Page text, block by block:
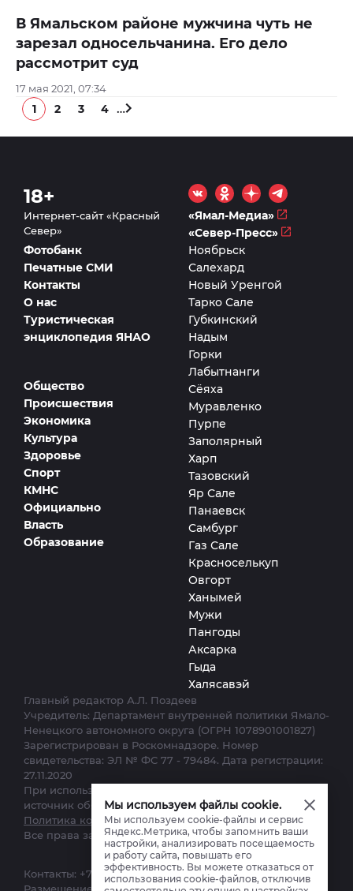
В Ямальском районе мужчина чуть не
зарезал односельчанина. Его дело
рассмотрит суд
17 мая 2021, 07:34
1 2 3 4 …
Мы используем файлы cookie.
Мы используем cookie-файлы и сервис
Яндекс.Метрика, чтобы запомнить ваши
настройки, анализировать посещаемость
и работу сайта, повышать его
эффективность. Вы можете отказаться от
использования cookie-файлов, отключив
18+
Интернет-сайт «Красный
Север»
«Ямал-Медиа»
«Север-Пресс»
Общество
Происшествия
Экономика
Культура
Здоровье
Спорт
КМНС
Официально
Власть
Образование
Фотобанк
Печатные СМИ
Контакты
О нас
Туристическая
энциклопедия ЯНАО
Ноябрьск
Салехард
Новый Уренгой
Тарко Сале
Губкинский
Надым
Горки
Лабытнанги
Сёяха
Муравленко
Пурпе
Заполярный
Харп
Тазовский
Яр Сале
Панаевск
Самбург
Газ Сале
Красноселькуп
Овгорт
Ханымей
Мужи
Пангоды
Аксарка
Гыда
Халясавэй
Главный редактор А.Л. Поздеев
Учредитель: Департамент внутренней политики Ямало-
Ненецкого автономного округа (ОГРН 1078901001827)
Зарегистрирован в Роскомнадзоре. Номер
свидетельства: ЭЛ № ФС 77 - 79484. Дата регистрации:
27.11.2020
При использовании материалов сайта ссылка на
источник обязательна.
Политика конфиденциальности.
Все права защищены. © 2012–2025
Контакты: +7 (34922) 7-12-62, ks-yanao@yamal-media.ru